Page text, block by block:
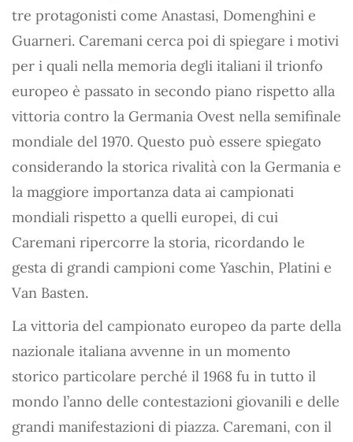
tre protagonisti come Anastasi, Domenghini e
Guarneri. Caremani cerca poi di spiegare i motivi
per i quali nella memoria degli italiani il trionfo
europeo è passato in secondo piano rispetto alla
vittoria contro la Germania Ovest nella semifinale
mondiale del 1970. Questo può essere spiegato
considerando la storica rivalità con la Germania e
la maggiore importanza data ai campionati
mondiali rispetto a quelli europei, di cui
Caremani ripercorre la storia, ricordando le
gesta di grandi campioni come Yaschin, Platini e
Van Basten.
La vittoria del campionato europeo da parte della
nazionale italiana avvenne in un momento
storico particolare perché il 1968 fu in tutto il
mondo l’anno delle contestazioni giovanili e delle
grandi manifestazioni di piazza. Caremani, con il